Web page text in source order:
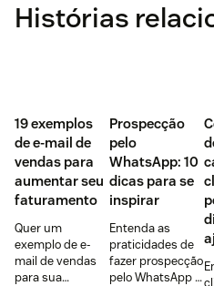
Histórias
‌19 exemplos
de e-mail de
vendas para
aumentar seu
faturamento
Quer um
exemplo de e-
mail de vendas
para sua
Prospecção
pelo
WhatsApp: 10
dicas para se
inspirar
Entenda as
praticidades de
fazer prospecção
pelo WhatsApp +